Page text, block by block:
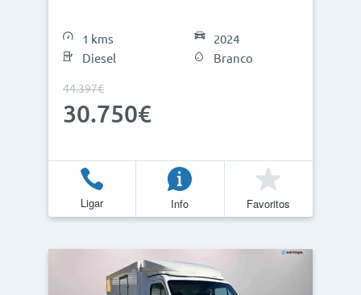
1 kms
Diesel
2024
Branco
44.397€
30.750€
Ligar Info Favoritos